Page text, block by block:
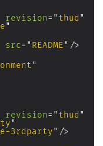
revision= " thud "
"
src= " README" />
"
revision= " thud "
"
3rdparty" />